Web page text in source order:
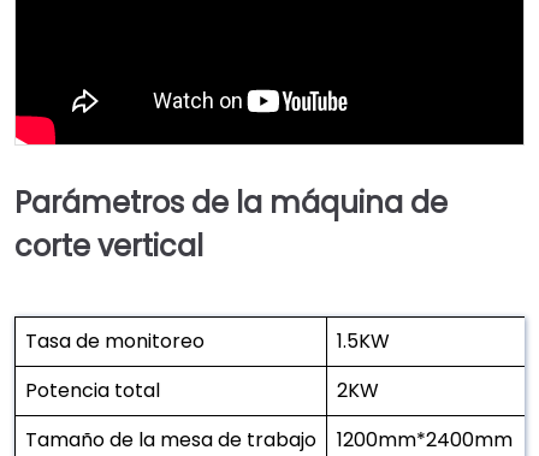
Parámetros de la máquina de
corte vertical
Tasa de monitoreo
1.5KW
Potencia total
2KW
Tamaño de la mesa de trabajo
1200mm*2400mm